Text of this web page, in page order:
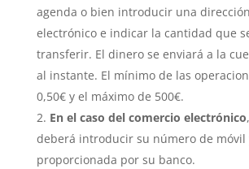
agenda o bien introducir una
electrónico e indicar la cantidad que
transferir. El dinero se enviará a la
al instante. El mínimo de las
0,50€ y el máximo de 500€.
En el caso del comercio electrónico
deberá introducir su número de móvil
proporcionada por su banco.